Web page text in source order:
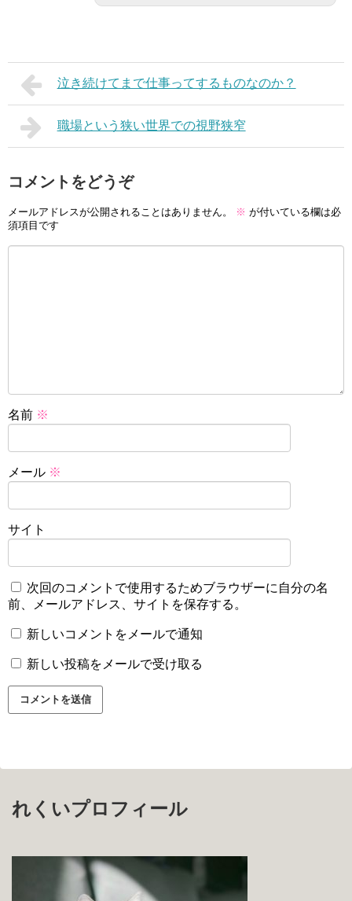
泣き続けてまで仕事ってするものなのか？
職場という狭い世界での視野狭窄
コメントをどうぞ
メールアドレスが公開されることはありません。 ※ が付いている欄は必
須項目です
名前 ※
メール ※
サイト
次回のコメントで使用するためブラウザーに自分の名
前、メールアドレス、サイトを保存する。
新しいコメントをメールで通知
新しい投稿をメールで受け取る
れくいプロフィール